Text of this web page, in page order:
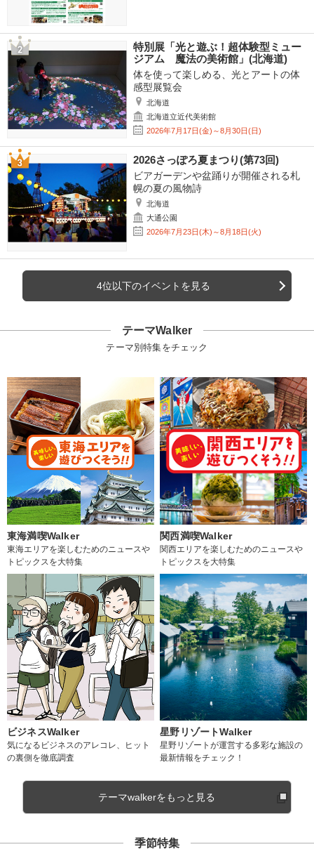
特別展「光と遊ぶ！超体験型ミュー
ジアム 魔法の美術館」(北海道)
体を使って楽しめる、光とアートの体
感型展覧会
北海道
北海道立近代美術館
2026年7月17日(金)～8月30日(日)
2026さっぽろ夏まつり(第73回)
ビアガーデンや盆踊りが開催される札
幌の夏の風物詩
北海道
大通公園
2026年7月23日(木)～8月18日(火)
4位以下のイベントを見る
テーマWalker
テーマ別特集をチェック
東海満喫Walker
東海エリアを楽しむためのニュースや
トピックスを大特集
関西満喫Walker
関西エリアを楽しむためのニュースや
トピックスを大特集
ビジネスWalker
気になるビジネスのアレコレ、ヒット
の裏側を徹底調査
星野リゾートWalker
星野リゾートが運営する多彩な施設の
最新情報をチェック！
テーマwalkerをもっと見る
季節特集